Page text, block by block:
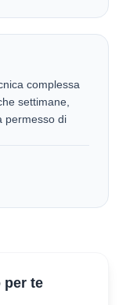
complessa
settimane,
permesso di
per te